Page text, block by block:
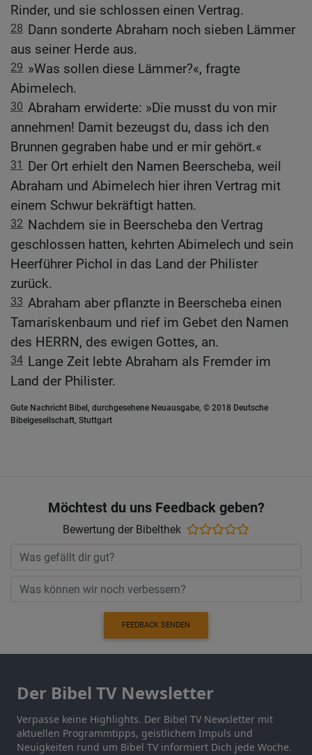
Rinder, und sie schlossen einen Vertrag.
28 Dann sonderte Abraham noch sieben Lämmer
aus seiner Herde aus.
29 »Was sollen diese Lämmer?«, fragte
Abimelech.
30 Abraham erwiderte: »Die musst du von mir
annehmen! Damit bezeugst du, dass ich den
Brunnen gegraben habe und er mir gehört.«
31 Der Ort erhielt den Namen Beerscheba, weil
Abraham und Abimelech hier ihren Vertrag mit
einem Schwur bekräftigt hatten.
32 Nachdem sie in Beerscheba den Vertrag
geschlossen hatten, kehrten Abimelech und sein
Heerführer Pichol in das Land der Philister
zurück.
33 Abraham aber pflanzte in Beerscheba einen
Tamariskenbaum und rief im Gebet den Namen
des HERRN, des ewigen Gottes, an.
34 Lange Zeit lebte Abraham als Fremder im
Land der Philister.
Gute Nachricht Bibel, durchgesehene Neuausgabe, © 2018 Deutsche
Bibelgesellschaft, Stuttgart
Möchtest du uns Feedback geben?
Bewertung der Bibelthek
FEEDBACK SENDEN
Der Bibel TV Newsletter
Verpasse keine Highlights. Der Bibel TV Newsletter mit
aktuellen Programmtipps, geistlichem Impuls und
Neuigkeiten rund um Bibel TV informiert Dich jede Woche.